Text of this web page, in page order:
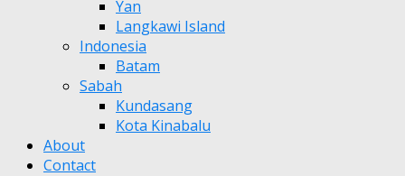
Yan
Langkawi Island
Indonesia
Batam
Sabah
Kundasang
Kota Kinabalu
About
Contact